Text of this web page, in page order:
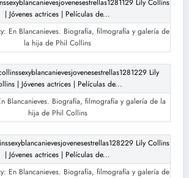
En Blancanieves. Biografía, filmografía y galería de
la hija de Phil Collins
Blancanieves. Biografía, filmografía y galería de la
hija de Phil Collins
En Blancanieves. Biografía, filmografía y galería de